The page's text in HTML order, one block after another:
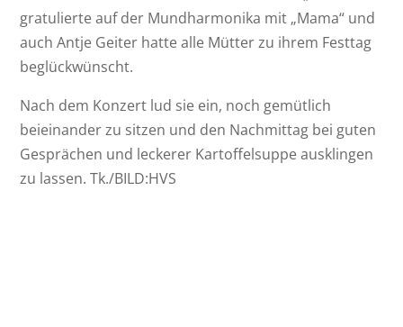
gratulierte auf der Mundharmonika mit „Mama“ und
auch Antje Geiter hatte alle Mütter zu ihrem Festtag
beglückwünscht.
Nach dem Konzert lud sie ein, noch gemütlich
beieinander zu sitzen und den Nachmittag bei guten
Gesprächen und leckerer Kartoffelsuppe ausklingen
zu lassen. Tk./BILD:HVS